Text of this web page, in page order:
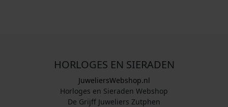
HORLOGES EN SIERADEN
JuweliersWebshop.nl
Horloges en Sieraden Webshop
De Grijff Juweliers Zutphen